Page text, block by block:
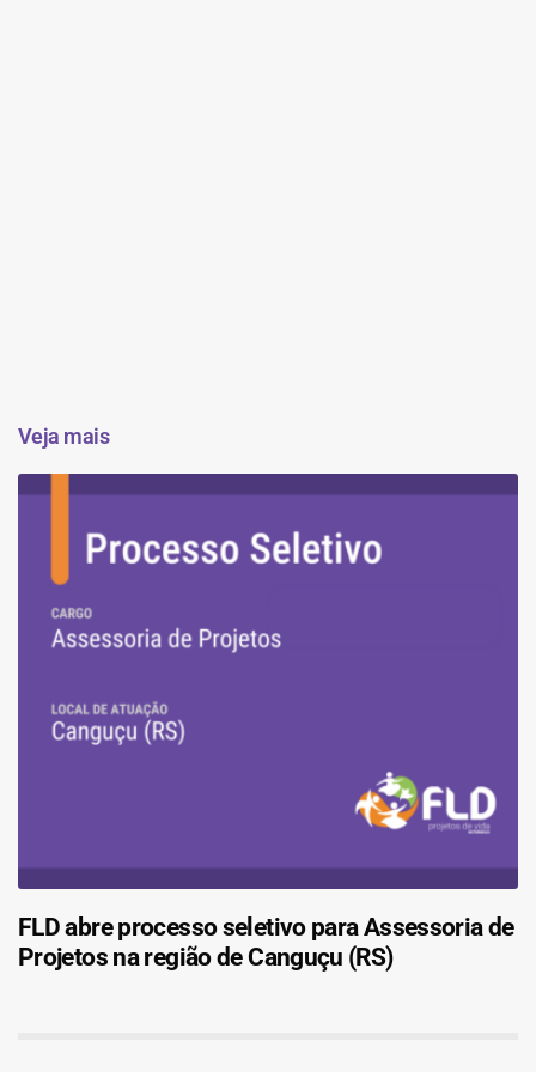
Veja mais
FLD abre processo seletivo para Assessoria de
Projetos na região de Canguçu (RS)